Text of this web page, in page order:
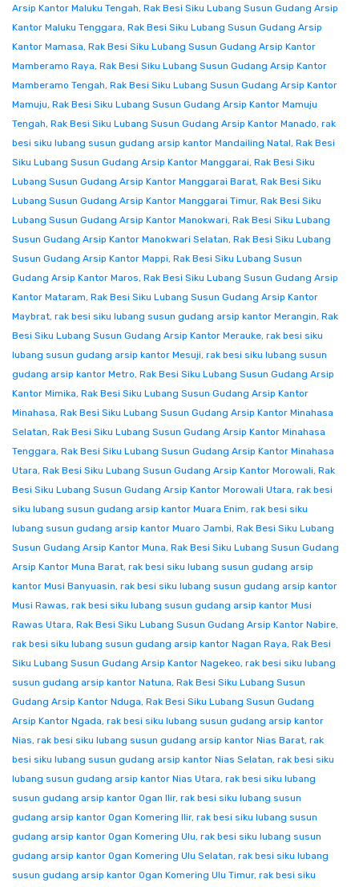
Arsip Kantor Maluku Tengah, Rak Besi Siku Lubang Susun Gudang Arsip
Kantor Maluku Tenggara, Rak Besi Siku Lubang Susun Gudang Arsip
Kantor Mamasa, Rak Besi Siku Lubang Susun Gudang Arsip Kantor
Mamberamo Raya, Rak Besi Siku Lubang Susun Gudang Arsip Kantor
Mamberamo Tengah, Rak Besi Siku Lubang Susun Gudang Arsip Kantor
Mamuju, Rak Besi Siku Lubang Susun Gudang Arsip Kantor Mamuju
Tengah, Rak Besi Siku Lubang Susun Gudang Arsip Kantor Manado, rak
besi siku lubang susun gudang arsip kantor Mandailing Natal, Rak Besi
Siku Lubang Susun Gudang Arsip Kantor Manggarai, Rak Besi Siku
Lubang Susun Gudang Arsip Kantor Manggarai Barat, Rak Besi Siku
Lubang Susun Gudang Arsip Kantor Manggarai Timur, Rak Besi Siku
Lubang Susun Gudang Arsip Kantor Manokwari, Rak Besi Siku Lubang
Susun Gudang Arsip Kantor Manokwari Selatan, Rak Besi Siku Lubang
Susun Gudang Arsip Kantor Mappi, Rak Besi Siku Lubang Susun
Gudang Arsip Kantor Maros, Rak Besi Siku Lubang Susun Gudang Arsip
Kantor Mataram, Rak Besi Siku Lubang Susun Gudang Arsip Kantor
Maybrat, rak besi siku lubang susun gudang arsip kantor Merangin, Rak
Besi Siku Lubang Susun Gudang Arsip Kantor Merauke, rak besi siku
lubang susun gudang arsip kantor Mesuji, rak besi siku lubang susun
gudang arsip kantor Metro, Rak Besi Siku Lubang Susun Gudang Arsip
Kantor Mimika, Rak Besi Siku Lubang Susun Gudang Arsip Kantor
Minahasa, Rak Besi Siku Lubang Susun Gudang Arsip Kantor Minahasa
Selatan, Rak Besi Siku Lubang Susun Gudang Arsip Kantor Minahasa
Tenggara, Rak Besi Siku Lubang Susun Gudang Arsip Kantor Minahasa
Utara, Rak Besi Siku Lubang Susun Gudang Arsip Kantor Morowali, Rak
Besi Siku Lubang Susun Gudang Arsip Kantor Morowali Utara, rak besi
siku lubang susun gudang arsip kantor Muara Enim, rak besi siku
lubang susun gudang arsip kantor Muaro Jambi, Rak Besi Siku Lubang
Susun Gudang Arsip Kantor Muna, Rak Besi Siku Lubang Susun Gudang
Arsip Kantor Muna Barat, rak besi siku lubang susun gudang arsip
kantor Musi Banyuasin, rak besi siku lubang susun gudang arsip kantor
Musi Rawas, rak besi siku lubang susun gudang arsip kantor Musi
Rawas Utara, Rak Besi Siku Lubang Susun Gudang Arsip Kantor Nabire,
rak besi siku lubang susun gudang arsip kantor Nagan Raya, Rak Besi
Siku Lubang Susun Gudang Arsip Kantor Nagekeo, rak besi siku lubang
susun gudang arsip kantor Natuna, Rak Besi Siku Lubang Susun
Gudang Arsip Kantor Nduga, Rak Besi Siku Lubang Susun Gudang
Arsip Kantor Ngada, rak besi siku lubang susun gudang arsip kantor
Nias, rak besi siku lubang susun gudang arsip kantor Nias Barat, rak
besi siku lubang susun gudang arsip kantor Nias Selatan, rak besi siku
lubang susun gudang arsip kantor Nias Utara, rak besi siku lubang
susun gudang arsip kantor Ogan Ilir, rak besi siku lubang susun
gudang arsip kantor Ogan Komering Ilir, rak besi siku lubang susun
gudang arsip kantor Ogan Komering Ulu, rak besi siku lubang susun
gudang arsip kantor Ogan Komering Ulu Selatan, rak besi siku lubang
susun gudang arsip kantor Ogan Komering Ulu Timur, rak besi siku